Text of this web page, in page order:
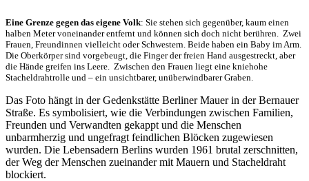
Eine Grenze gegen das eigene Volk: Sie stehen sich gegenüber, kaum einen
halben Meter voneinander entfernt und können sich doch nicht berühren. Zwei
Frauen, Freundinnen vielleicht oder Schwestern. Beide haben ein Baby im Arm.
Die Oberkörper sind vorgebeugt, die Finger der freien Hand ausgestreckt, aber
die Hände greifen ins Leere. Zwischen den Frauen liegt eine kniehohe
Stacheldrahtrolle und – ein unsichtbarer, unüberwindbarer Graben.
Das Foto hängt in der Gedenkstätte Berliner Mauer in der Bernauer
Straße. Es symbolisiert, wie die Verbindungen zwischen Familien,
Freunden und Verwandten gekappt und die Menschen
unbarmherzig und ungefragt feindlichen Blöcken zugewiesen
wurden. Die Lebensadern Berlins wurden 1961 brutal zerschnitten,
der Weg der Menschen zueinander mit Mauern und Stacheldraht
blockiert.